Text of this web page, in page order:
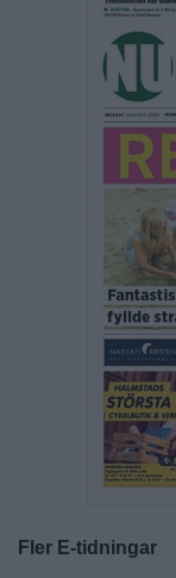
Fler E-tidningar